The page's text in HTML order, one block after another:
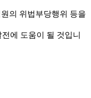
의 위법부당행위 등을
에 도움이 될 것입니